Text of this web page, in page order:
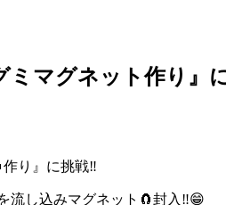
ミマグネット作り』
り』に挑戦‼️
流し込みマグネット🧲封入‼️😁